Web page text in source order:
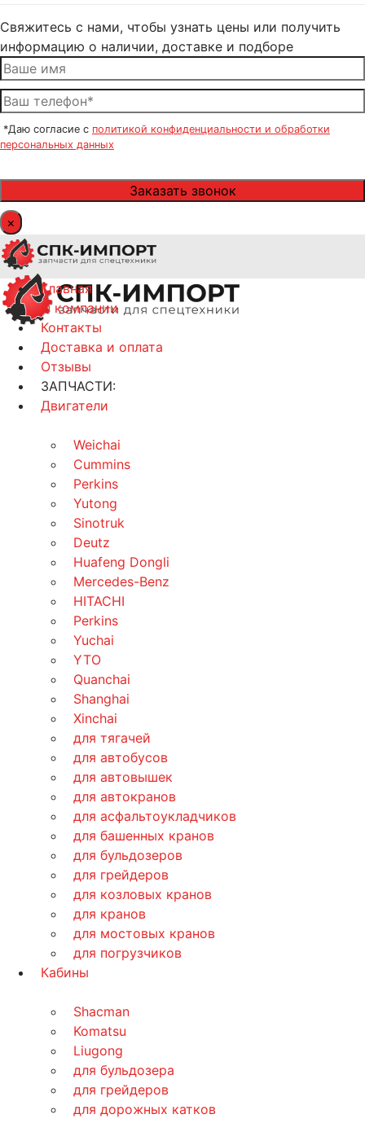
Свяжитесь с нами, чтобы узнать цены или получить
информацию о наличии, доставке и подборе
*Даю согласие с политикой конфиденциальности и обработки
персональных данных
×
Главная
О компании
Контакты
Доставка и оплата
Отзывы
ЗАПЧАСТИ:
Двигатели
Weichai
Cummins
Perkins
Yutong
Sinotruk
Deutz
Huafeng Dongli
Mercedes-Benz
HITACHI
Perkins
Yuchai
YTO
Quanchai
Shanghai
Xinchai
для тягачей
для автобусов
для автовышек
для автокранов
для асфальтоукладчиков
для башенных кранов
для бульдозеров
для грейдеров
для козловых кранов
для кранов
для мостовых кранов
для погрузчиков
Кабины
Shacman
Komatsu
Liugong
для бульдозера
для грейдеров
для дорожных катков